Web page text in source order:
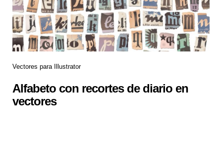
Vectores para Illustrator
Alfabeto con recortes de diario en
vectores